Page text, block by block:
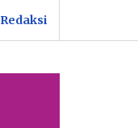
Redaksi